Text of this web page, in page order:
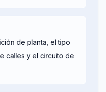
de planta, el tipo
calles y el circuito de